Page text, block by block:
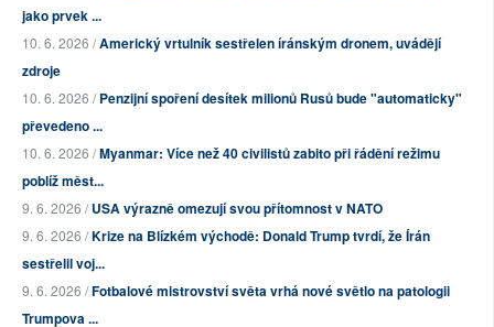
jako prvek ...
10. 6. 2026 /Americký vrtulník sestřelen íránským dronem, uvádějí
zdroje
10. 6. 2026 /Penzijní spoření desítek milionů Rusů bude "automaticky"
převedeno ...
10. 6. 2026 /Myanmar: Více než 40 civilistů zabito při řádění režimu
poblíž měst...
9. 6. 2026 /USA výrazně omezují svou přítomnost v NATO
9. 6. 2026 /Krize na Blízkém východě: Donald Trump tvrdí, že Írán
sestřelil voj...
9. 6. 2026 /Fotbalové mistrovství světa vrhá nové světlo na patologii
Trumpova ...